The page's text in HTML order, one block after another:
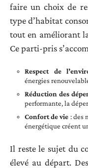
faire un choix de
type d’habitat
tout en améliorant
Ce parti-pris
Respect de
énergies
Réduction des
performante, la
Confort de vie : des
énergétique créent
Il reste le sujet du
élevé au départ.